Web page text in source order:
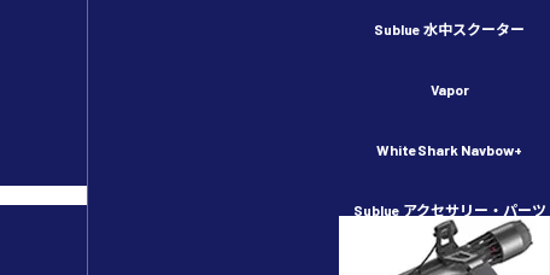
Sublue 水中スクーター
Vapor
WhiteShark Navbow+
Sublue アクセサリー・パーツ